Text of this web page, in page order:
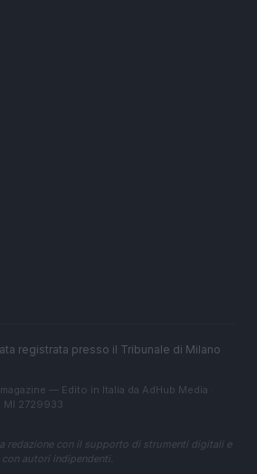
registrata presso il Tribunale di Milano
— Edito in Italia da AdHub Media
MI 2729933
redazione con il supporto di strumenti digitali e
autori indipendenti.